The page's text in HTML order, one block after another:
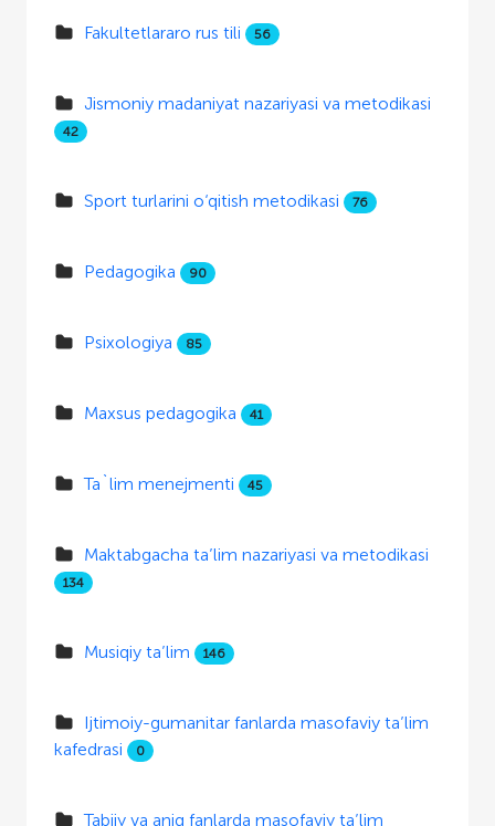
Fakultetlararo rus tili 56
Jismoniy madaniyat nazariyasi va metodikasi
42
Sport turlarini o‘qitish metodikasi 76
Pedagogika 90
Psixologiya 85
Maxsus pedagogika 41
Ta`lim menejmenti 45
Maktabgacha ta’lim nazariyasi va metodikasi
134
Musiqiy ta’lim 146
Ijtimoiy-gumanitar fanlarda masofaviy ta’lim
kafedrasi
0
Tabiiy va aniq fanlarda masofaviy ta’lim